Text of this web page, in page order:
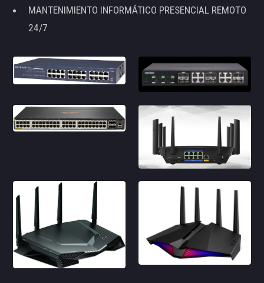
MANTENIMIENTO INFORMÁTICO PRESENCIAL REMOTO
24/7